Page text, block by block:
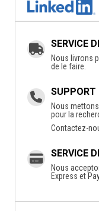
SERVICE
Nous livrons
de le faire.
SUPPORT
Nous
pour la
Contactez-
SERVICE
Nous
Express et